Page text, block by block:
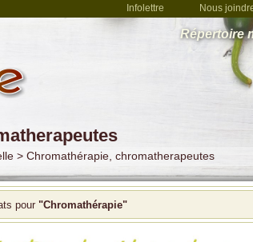
Infolettre Nous
Répertoire
> Chromathérapie, chromatherapeutes
pour "Chromathérapie"